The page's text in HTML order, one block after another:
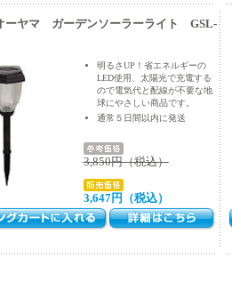
ーヤマ ガーデンソーラーライト GSL-
明るさUP！省エネルギーの
LED使用、太陽光で充電する
ので電気代と配線が不要な地
球にやさしい商品です。
通常５日間以内に発送
3,850円（税込）
3,647円（税込）